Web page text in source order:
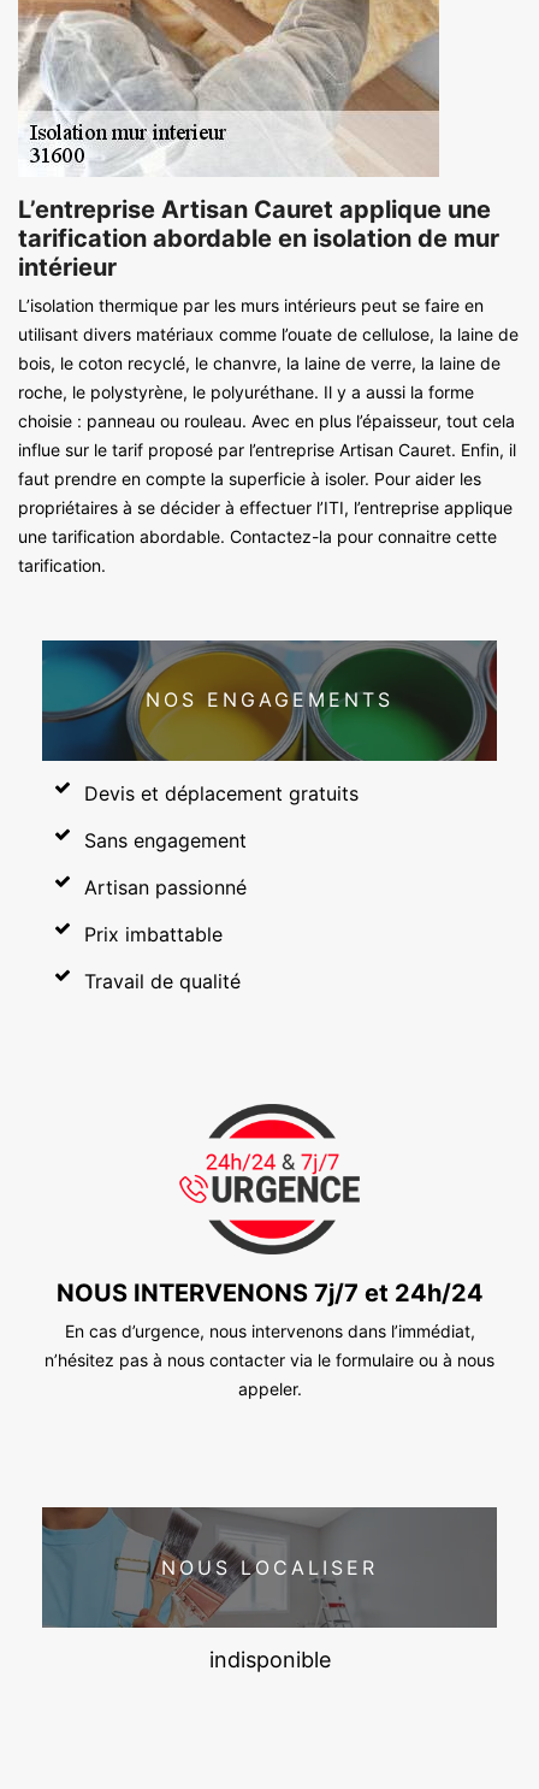
L’entreprise Artisan Cauret applique une
tarification abordable en isolation de mur
intérieur
L’isolation thermique par les murs intérieurs peut se faire en
utilisant divers matériaux comme l’ouate de cellulose, la laine de
bois, le coton recyclé, le chanvre, la laine de verre, la laine de
roche, le polystyrène, le polyuréthane. Il y a aussi la forme
choisie : panneau ou rouleau. Avec en plus l’épaisseur, tout cela
influe sur le tarif proposé par l’entreprise Artisan Cauret. Enfin, il
faut prendre en compte la superficie à isoler. Pour aider les
propriétaires à se décider à effectuer l’ITI, l’entreprise applique
une tarification abordable. Contactez-la pour connaitre cette
tarification.
NOS ENGAGEMENTS
Devis et déplacement gratuits
Sans engagement
Artisan passionné
Prix imbattable
Travail de qualité
NOUS INTERVENONS 7j/7 et 24h/24
En cas d’urgence, nous intervenons dans l’immédiat,
n’hésitez pas à nous contacter via le formulaire ou à nous
appeler.
NOUS LOCALISER
indisponible